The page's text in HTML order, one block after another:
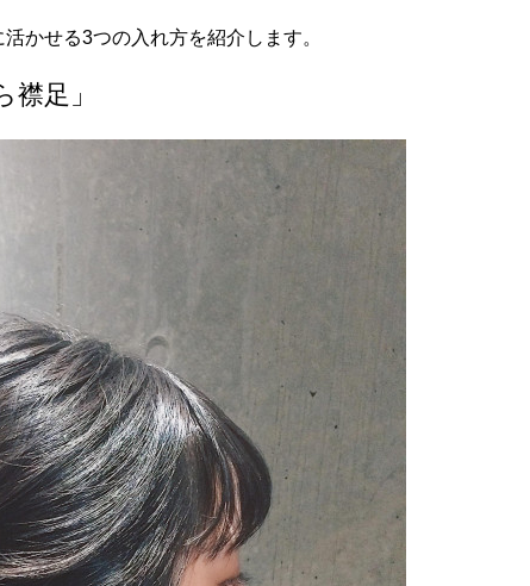
かせる3つの入れ方を紹介します。
足」